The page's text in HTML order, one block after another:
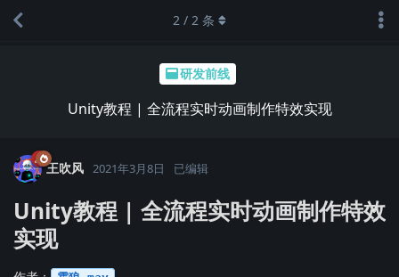
研发前线
Unity教程 | 全流程实时动画制作特效实现
2 / 2 条
王吹风 2021年3月8日 已编辑
Unity教程 | 全流程实时动画制作特效
实现